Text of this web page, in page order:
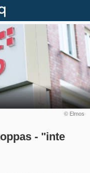
© Elmos
- "inte